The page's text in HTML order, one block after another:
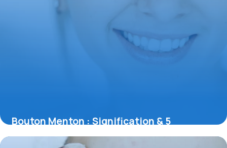
Bouton Menton : Signification & 5
Solutions Rapides